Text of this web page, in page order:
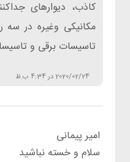
2020/02/24 در 4:34 ب.ظ
كاذب، دیوارهای
مكانیكی وغیره در
تاسیسات برقی و
امیر پیمانی
سلام و خسته نباشید